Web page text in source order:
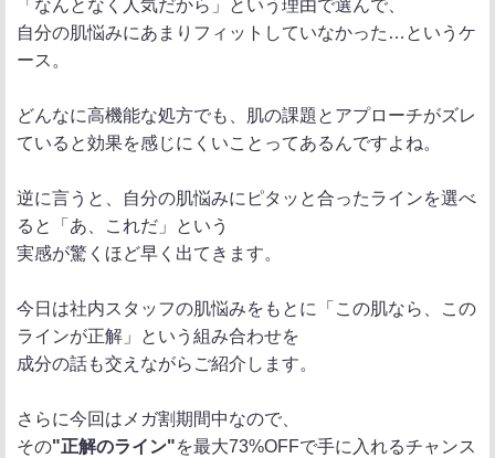
「なんとなく人気だから」という理由で選んで、
自分の肌悩みにあまりフィットしていなかった…というケ
ース。
どんなに高機能な処方でも、肌の課題とアプローチがズレ
ていると効果を感じにくいことってあるんですよね。
逆に言うと、自分の肌悩みにピタッと合ったラインを選べ
ると「あ、これだ」という
実感が驚くほど早く出てきます。
今日は社内スタッフの肌悩みをもとに「この肌なら、この
ラインが正解」という組み合わせを
成分の話も交えながらご紹介します。
さらに今回はメガ割期間中なので、
その"正解のライン"を最大73%OFFで手に入れるチャンス